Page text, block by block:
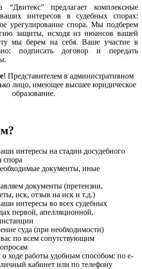
предлагает комплексные
интересов в судебных спорах:
урегулирование спора. Мы подберем
защиты, исходя из нюансов вашей
мы берем на себя. Ваше участие в
подписать договор и передать
! Представителем в административном
лицо, имеющее высшее юридическое
образование.
интересы на стадии досудебного
спора
документы, иные
документы (претензии,
иск, отзыв на иск и т.д.)
интересы во всех судебных
первой, апелляционной,
суда (при необходимости)
по всем сопутствующим
о ходе работы удобным способом: по e-
кабинет или по телефону